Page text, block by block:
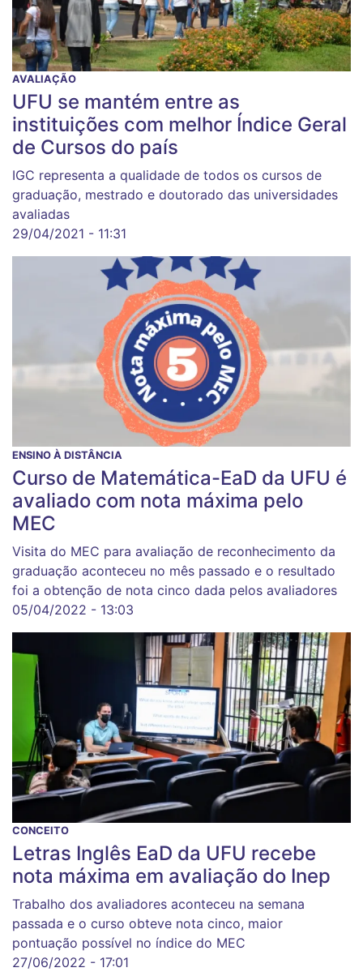
AVALIAÇÃO
UFU se mantém entre as
instituições com melhor Índice Geral
de Cursos do país
IGC representa a qualidade de todos os cursos de
graduação, mestrado e doutorado das universidades
avaliadas
29/04/2021 - 11:31
ENSINO À DISTÂNCIA
Curso de Matemática-EaD da UFU é
avaliado com nota máxima pelo
MEC
Visita do MEC para avaliação de reconhecimento da
graduação aconteceu no mês passado e o resultado
foi a obtenção de nota cinco dada pelos avaliadores
05/04/2022 - 13:03
CONCEITO
Letras Inglês EaD da UFU recebe
nota máxima em avaliação do Inep
Trabalho dos avaliadores aconteceu na semana
passada e o curso obteve nota cinco, maior
pontuação possível no índice do MEC
27/06/2022 - 17:01